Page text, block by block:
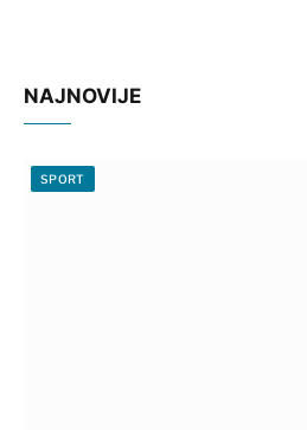
NAJNOVIJE
SPORT